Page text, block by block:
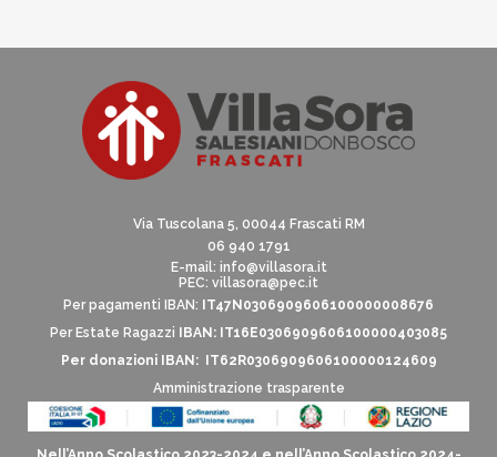
Via Tuscolana 5, 00044 Frascati RM
06 940 1791
E-mail: info@villasora.it
PEC: villasora@pec.it
Per pagamenti IBAN:
IT47N0306909606100000008676
Per Estate Ragazzi
IBAN: IT16E0306909606100000403085
Per donazioni IBAN: IT62R0306909606100000124609
Amministrazione trasparente